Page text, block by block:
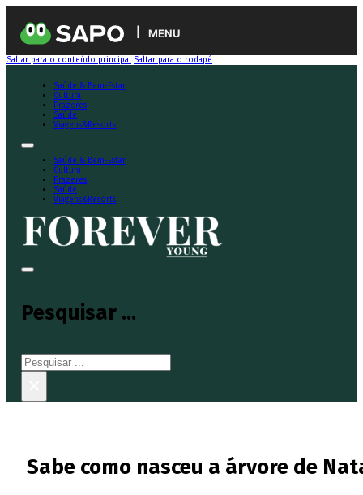
MENU
Saltar para o conteúdo principal Saltar para o rodapé
Saúde & Bem-Estar
Cultura
Prazeres
Saúde
Viagens&Resorts
Saúde & Bem-Estar
Cultura
Prazeres
Saúde
Viagens&Resorts
Pesquisar ...
Pesquisar
Sabe como nasceu a árvore de